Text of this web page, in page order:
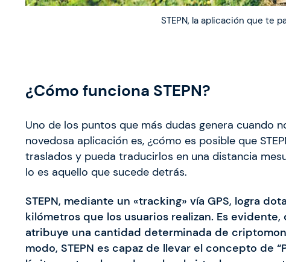
STEPN, la aplicación que te
¿Cómo funciona STEPN?
Uno de los puntos que más dudas genera cuando
novedosa aplicación es, ¿cómo es posible que
traslados y pueda traducirlos en una distancia
lo es aquello que sucede detrás.
STEPN, mediante un «tracking» vía GPS, logra
kilómetros que los usuarios realizan. Es
atribuye una cantidad determinada de
modo, STEPN es capaz de llevar el concepto de